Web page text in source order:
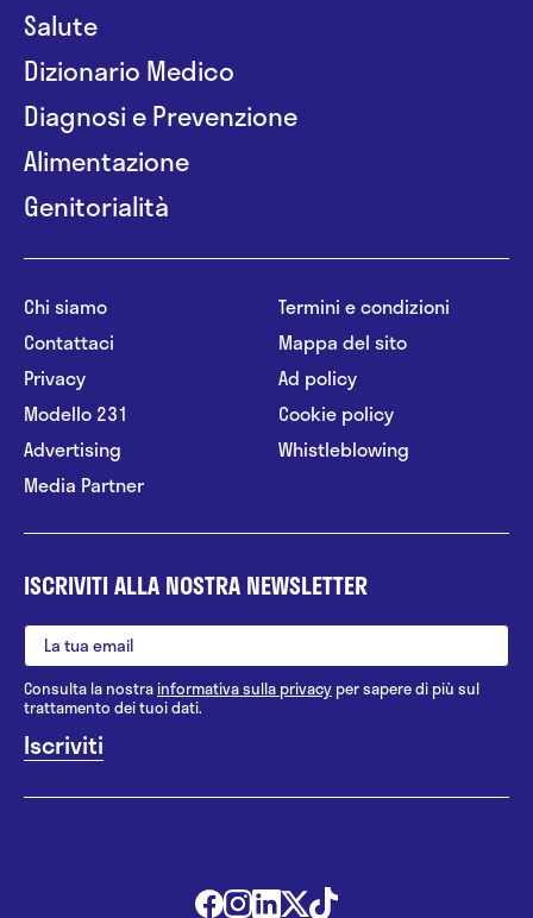
Salute
Dizionario Medico
Diagnosi e Prevenzione
Alimentazione
Genitorialità
Chi siamo
Contattaci
Privacy
Modello 231
Advertising
Media Partner
Termini e condizioni
Mappa del sito
Ad policy
Cookie policy
Whistleblowing
ISCRIVITI ALLA NOSTRA NEWSLETTER
Consulta la nostrainformativa sulla privacy per sapere di più sul
trattamento dei tuoi dati.